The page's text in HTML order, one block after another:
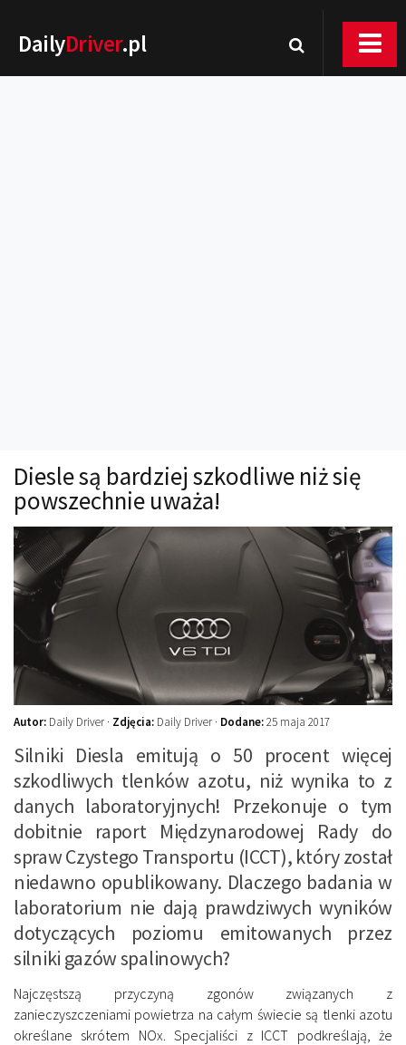
DailyDriver.pl
Technika jazdy
Oświetlenie
Kalkulatory
Przelicznik mocy
Auto z niemiec
Galerie
Diesle są bardziej szkodliwe niż się
powszechnie uważa!
Autor: Daily Driver · Zdjęcia: Daily Driver · Dodane:25 maja 2017
Silniki Diesla emitują o 50 procent więcej
szkodliwych tlenków azotu, niż wynika to z
danych laboratoryjnych! Przekonuje o tym
dobitnie raport Międzynarodowej Rady do
spraw Czystego Transportu (ICCT), który został
niedawno opublikowany. Dlaczego badania w
laboratorium nie dają prawdziwych wyników
dotyczących poziomu emitowanych przez
silniki gazów spalinowych?
Najczęstszą przyczyną zgonów związanych z
zanieczyszczeniami powietrza na całym świecie są tlenki azotu
określane skrótem NOx. Specjaliści z ICCT podkreślają, że